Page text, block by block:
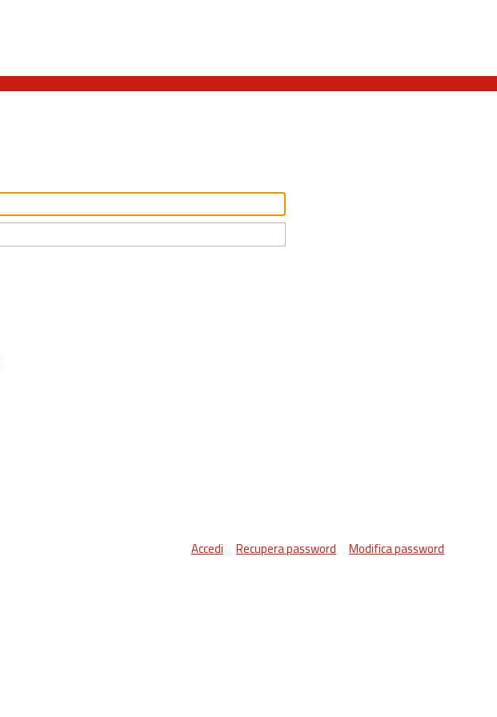
Accedi Recupera password Modifica password